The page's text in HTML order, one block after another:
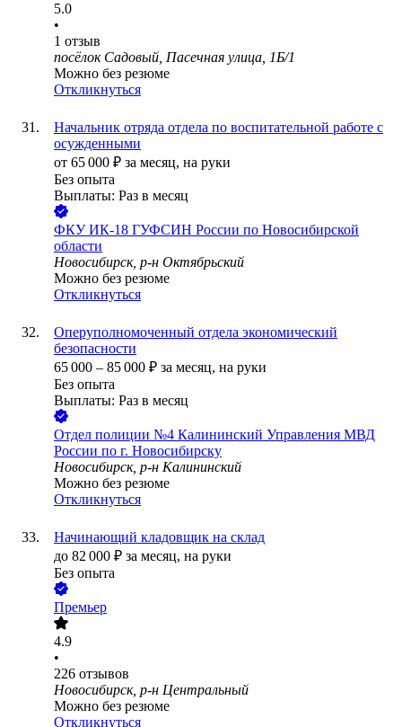
5.0
•
1 отзыв
посёлок Садовый, Пасечная улица, 1Б/1
Можно без резюме
Откликнуться
Начальник отряда отдела по воспитательной работе с
осужденными
от 65 000 ₽ за месяц, на руки
Без опыта
Выплаты: Раз в месяц
ФКУ ИК-18 ГУФСИН России по Новосибирской
области
Новосибирск, р-н Октябрьский
Можно без резюме
Откликнуться
Оперуполномоченный отдела экономический
безопасности
65 000 – 85 000 ₽ за месяц, на руки
Без опыта
Выплаты: Раз в месяц
Отдел полиции №4 Калининский Управления МВД
России по г. Новосибирску
Новосибирск, р-н Калининский
Можно без резюме
Откликнуться
Начинающий кладовщик на склад
до 82 000 ₽ за месяц, на руки
Без опыта
Премьер
4.9
•
226 отзывов
Новосибирск, р-н Центральный
Можно без резюме
Откликнуться